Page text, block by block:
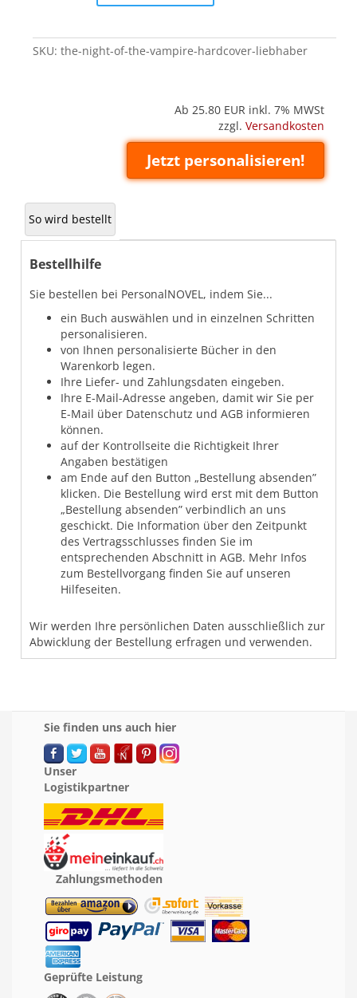
Vampire
(Hardcover
SKU:the-night-of-the-vampire-hardcover-liebhaber
Ab 25.80 EUR inkl. 7% MWSt
zzgl. Versandkosten
Jetzt personalisieren!
So wird bestellt
Bestellhilfe
Sie bestellen bei PersonalNOVEL, indem Sie...
ein Buch auswählen und in einzelnen Schritten
personalisieren.
von Ihnen personalisierte Bücher in den
Warenkorb legen.
Ihre Liefer- und Zahlungsdaten eingeben.
Ihre E-Mail-Adresse angeben, damit wir Sie per
E-Mail über Datenschutz und AGB informieren
können.
auf der Kontrollseite die Richtigkeit Ihrer
Angaben bestätigen
am Ende auf den Button „Bestellung absenden”
klicken. Die Bestellung wird erst mit dem Button
„Bestellung absenden” verbindlich an uns
geschickt. Die Information über den Zeitpunkt
des Vertragsschlusses finden Sie im
entsprechenden Abschnitt in AGB. Mehr Infos
zum Bestellvorgang finden Sie auf unseren
Hilfeseiten.
Wir werden Ihre persönlichen Daten ausschließlich zur
Abwicklung der Bestellung erfragen und verwenden.
Sie finden uns auch hier
Unser
Logistikpartner
Zahlungsmethoden
Geprüfte Leistung